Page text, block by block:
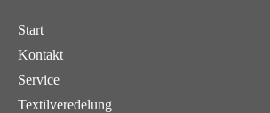
Start
Kontakt
Service
Textilveredelung